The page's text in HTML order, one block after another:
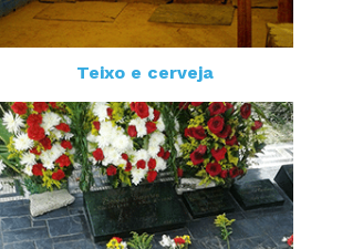
Teixo e cerveja